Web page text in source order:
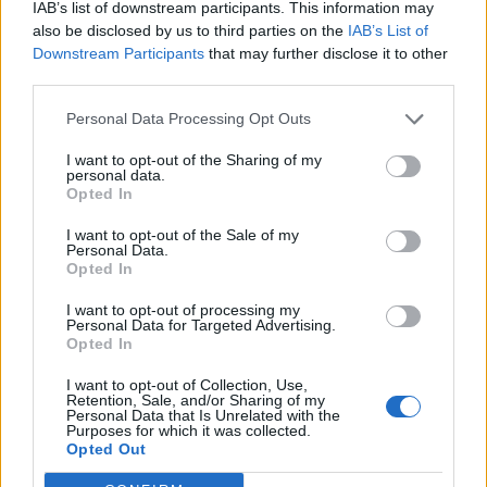
IAB’s list of downstream participants. This information may
also be disclosed by us to third parties on the IAB’s List of
Downstream Participants that may further disclose it to other
Personal Data Processing Opt Outs
I want to opt-out of the Sharing of my
personal data.
Opted In
I want to opt-out of the Sale of my
Personal Data.
Opted In
I want to opt-out of processing my
Personal Data for Targeted Advertising.
Opted In
I want to opt-out of Collection, Use,
Retention, Sale, and/or Sharing of my
Personal Data that Is Unrelated with the
Purposes for which it was collected.
Opted Out
κινητοποίηση ειδικά για τον Ιούλιο. Ο Νίκος
Ανδρουλάκης την Παρασκευή αναμένει τον
Κυριάκο Μητσοτάκη στη Βουλή σε μια πρόσωπο
με πρόσωπο μονομαχία για την ακρίβεια.
Πέμπτη, σύμφωνα με τον προγραμματισμό,
θα διεξαχθεί θεματική εκδήλωση στην Τεχνόπολη
στο Γκάζι, για τους συνταξιούχους, ενώ αύριο
Τετάρτηο ΝίκοςΑνδρουλάκης
θα παρουσιάσει τις
ανταποκρινόμενος σε θεσμική πρόσκληση του
Επαγγελματικού Επιμελητηρίου Αθηνών.
Η ατζέντα περιλαμβάνει και τη δημόσια υγεία και
ειδικότερα δομές και νοσοκομεία εντός
λεκανοπεδίουΑττικήςόπου οργανώνονται